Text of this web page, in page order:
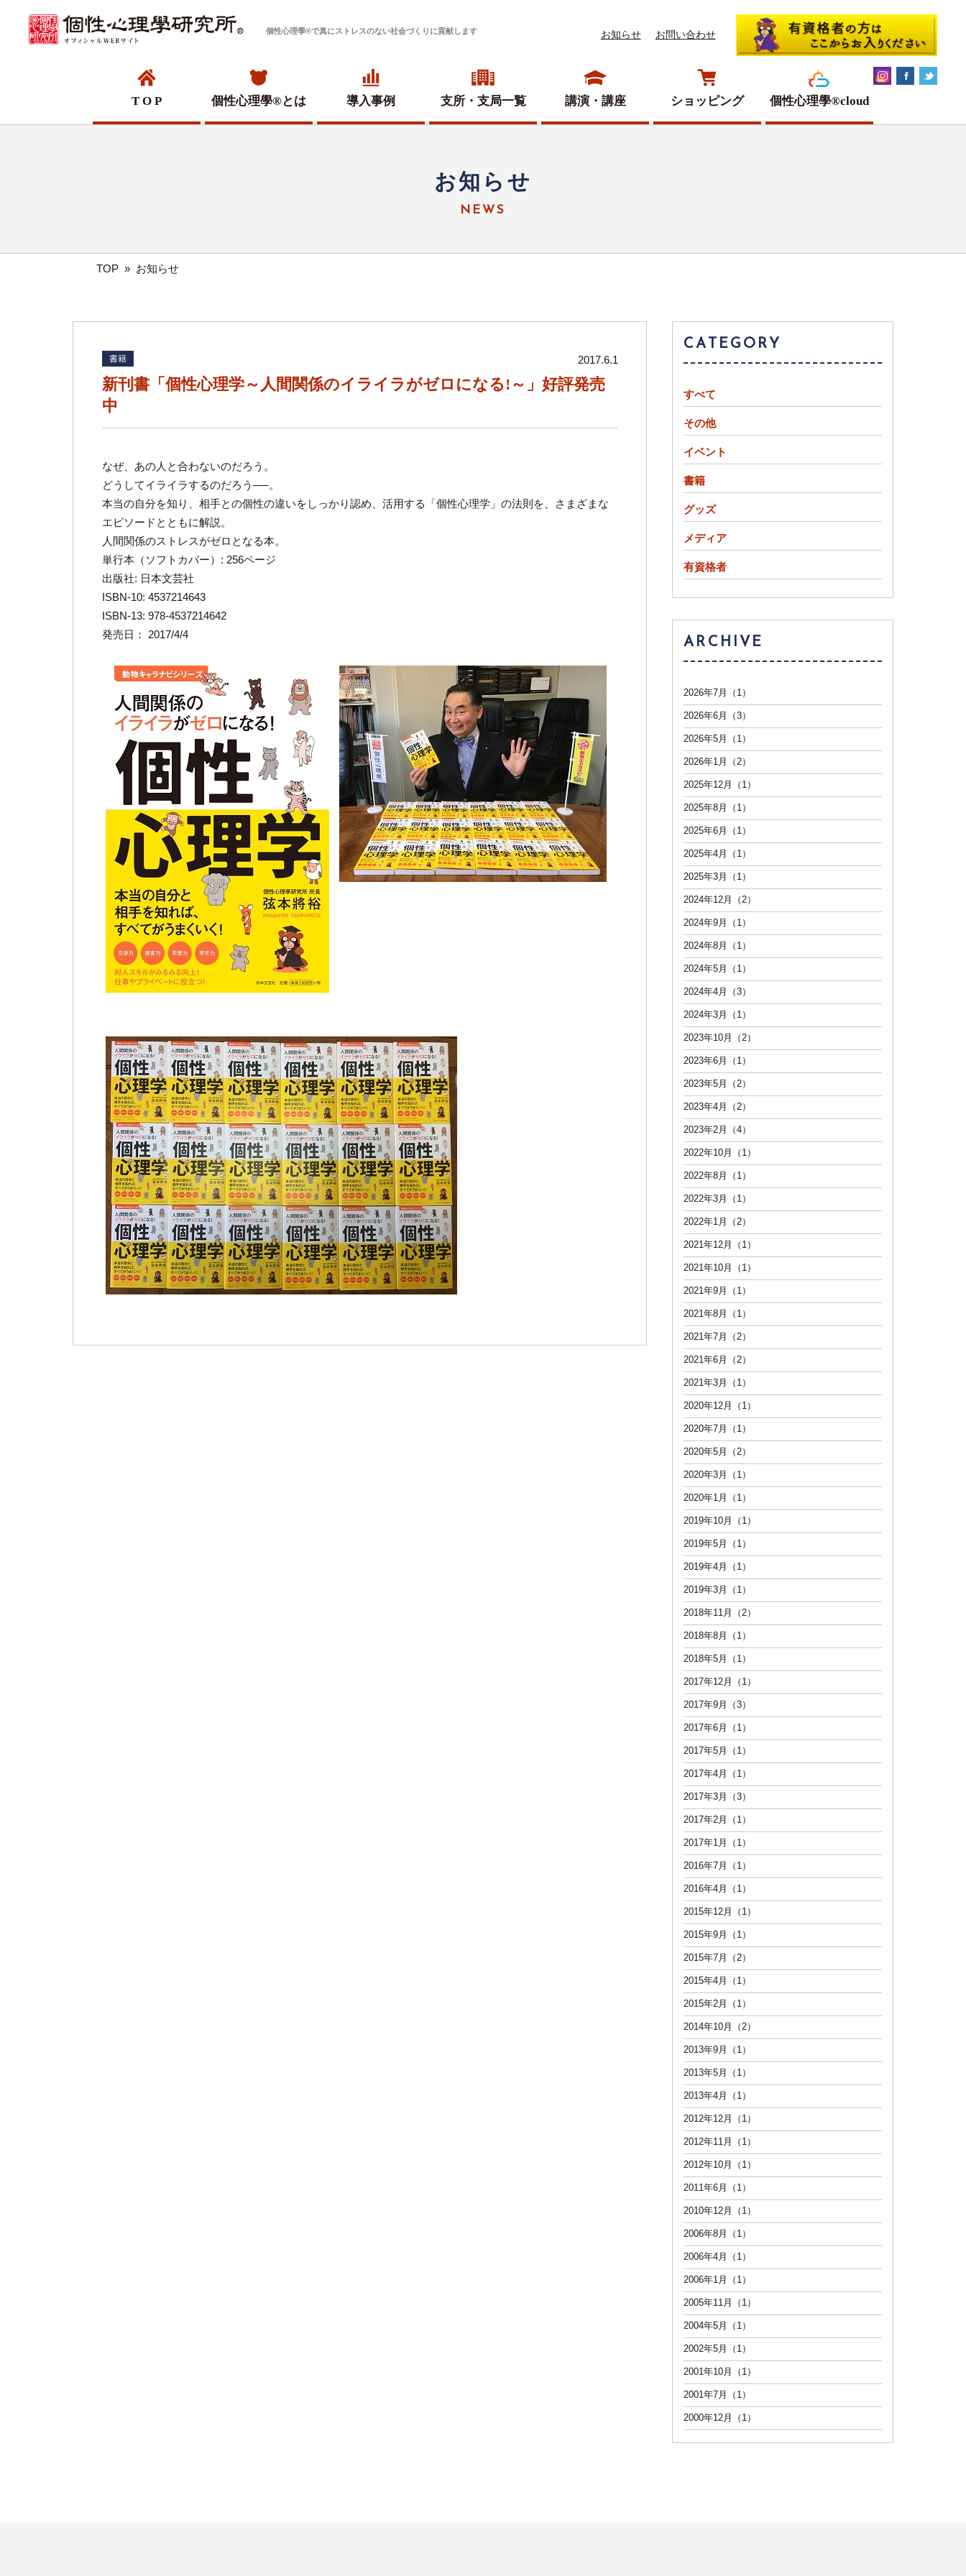
個性心理學®で真にストレスのない社会づくりに貢献します お知らせ お問い合わせ
T O P 個性心理學®とは 導入事例 支所・ 支局一覧 講演・講座 ショッピング 個性心理學®cloud
お知らせ
NEWS
TOP » お知らせ
書籍 2017.6.1
新刊書「個性心理学～人間関係のイライラがゼロになる!～」好評発売
中
なぜ、あの人と合わないのだろう。
どうしてイライラするのだろう──。
本当の自分を知り、相手との個性の違いをしっかり認め、活用する「個性心理学」の法則を、さまざまな
エピソードとともに解説。
人間関係のストレスがゼロとなる本。
単行本（ソフトカバー）: 256ページ
出版社: 日本文芸社
ISBN-10: 4537214643
ISBN-13: 978-4537214642
発売日： 2017/4/4
CATEGORY
すべて
その他
イベント
書籍
グッズ
メディア
有資格者
ARCHIVE
2026年7月（1）
2026年6月（3）
2026年5月（1）
2026年1月（2）
2025年12月（1）
2025年8月（1）
2025年6月（1）
2025年4月（1）
2025年3月（1）
2024年12月（2）
2024年9月（1）
2024年8月（1）
2024年5月（1）
2024年4月（3）
2024年3月（1）
2023年10月（2）
2023年6月（1）
2023年5月（2）
2023年4月（2）
2023年2月（4）
2022年10月（1）
2022年8月（1）
2022年3月（1）
2022年1月（2）
2021年12月（1）
2021年10月（1）
2021年9月（1）
2021年8月（1）
2021年7月（2）
2021年6月（2）
2021年3月（1）
2020年12月（1）
2020年7月（1）
2020年5月（2）
2020年3月（1）
2020年1月（1）
2019年10月（1）
2019年5月（1）
2019年4月（1）
2019年3月（1）
2018年11月（2）
2018年8月（1）
2018年5月（1）
2017年12月（1）
2017年9月（3）
2017年6月（1）
2017年5月（1）
2017年4月（1）
2017年3月（3）
2017年2月（1）
2017年1月（1）
2016年7月（1）
2016年4月（1）
2015年12月（1）
2015年9月（1）
2015年7月（2）
2015年4月（1）
2015年2月（1）
2014年10月（2）
2013年9月（1）
2013年5月（1）
2013年4月（1）
2012年12月（1）
2012年11月（1）
2012年10月（1）
2011年6月（1）
2010年12月（1）
2006年8月（1）
2006年4月（1）
2006年1月（1）
2005年11月（1）
2004年5月（1）
2002年5月（1）
2001年10月（1）
2001年7月（1）
2000年12月（1）